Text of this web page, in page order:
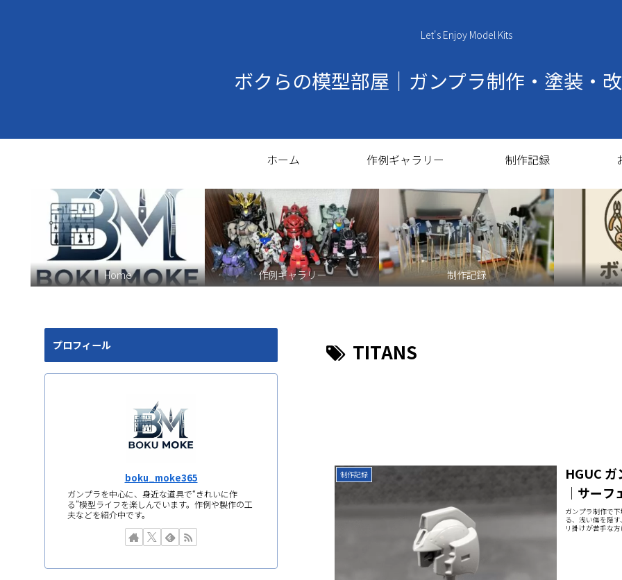
Let's Enjoy Model Kits
ボクらの模型部屋｜ガンプラ制作・塗装・
ホーム 作例ギャラリー 制作記録
Home 作例ギャラリー 制作記録
TITANS
制作記録
HGUC
｜サー
ガンプラ制作で
る、浅い傷を隠
リ掛けが苦手な
プロフィール
boku_moke365
ガンプラを中心に、身近な道具で“きれいに作
る”模型ライフを楽しんでいます。作例や製作の工
夫などを紹介中です。